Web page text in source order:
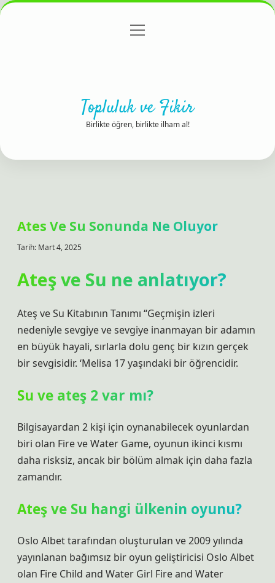
Gizlilik Politikası
menüyü
Topluluk ve Fikir
Birlikte öğren, birlikte ilham al!
Ates Ve Su Sonunda Ne Oluyor
Tarih: Mart 4, 2025
Ateş ve Su ne anlatıyor?
Ateş ve Su Kitabının Tanımı “Geçmişin izleri
nedeniyle sevgiye ve sevgiye inanmayan bir adamın
en büyük hayali, sırlarla dolu genç bir kızın gerçek
bir sevgisidir. ‘Melisa 17 yaşındaki bir öğrencidir.
Su ve ateş 2 var mı?
Bilgisayardan 2 kişi için oynanabilecek oyunlardan
biri olan Fire ve Water Game, oyunun ikinci kısmı
daha risksiz, ancak bir bölüm almak için daha fazla
zamandır.
Ateş ve Su hangi ülkenin oyunu?
Oslo Albet tarafından oluşturulan ve 2009 yılında
yayınlanan bağımsız bir oyun geliştiricisi Oslo Albet
olan Fire Child and Water Girl Fire and Water